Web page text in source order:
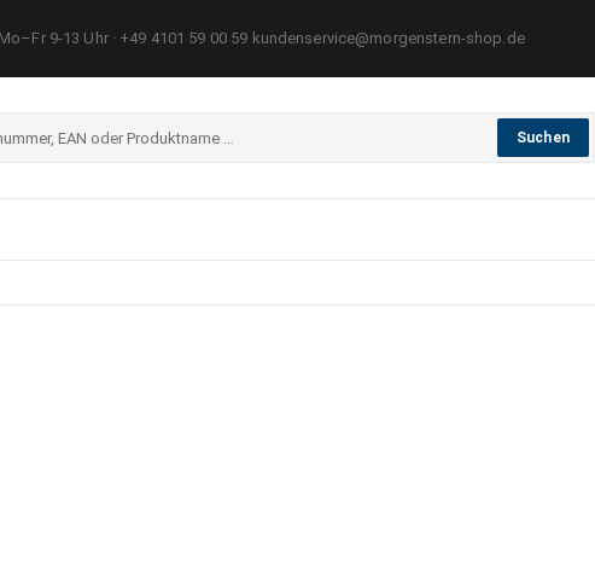
Mo–Fr 9-13 Uhr · +49 4101 59 00 59 kundenservice@morgenstern-shop.de
Suchen